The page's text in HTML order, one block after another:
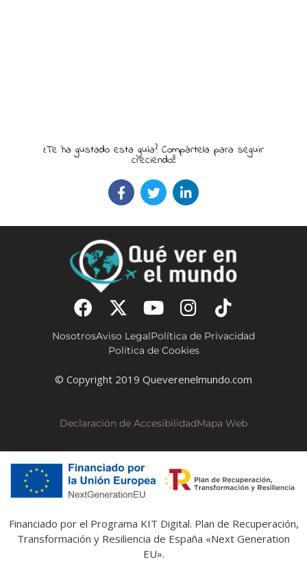
¿Te ha gustado esta guía? Compártela para seguir
creciendo!!
NosotrosAviso LegalPolítica de Privacidad
Política de Cookies
© Copyright 2019 Queverenelmundo.com
Declaración de AccesibilidadMapa Web
Financiado por el Programa KIT Digital. Plan de Recuperación,
Transformación y Resiliencia de España «Next Generation
EU».